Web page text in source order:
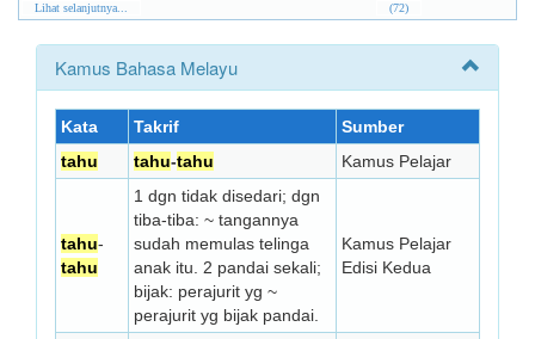
Lihat selanjutnya... (72)
Kamus Bahasa Melayu
Kata Takrif
Sumber
tahu
tahu-tahu Kamus Pelajar
tahu-
tahu
1 dgn tidak disedari; dgn
tiba-tiba: ~ tangannya
sudah memulas telinga
anak itu. 2 pandai sekali;
bijak: perajurit yg ~
perajurit yg bijak pandai.
Kamus Pelajar
Edisi Kedua